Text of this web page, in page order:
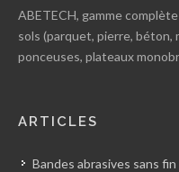
ABETECH, gamme
sols (parquet, pierre,
ponceuses, plateaux
ARTICLES
Bandes abrasives sans fin